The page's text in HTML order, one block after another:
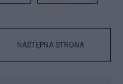
NASTĘPNA STRONA